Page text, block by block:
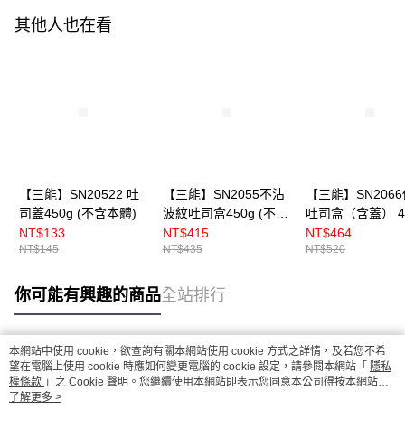
其他人也在看
【三能】SN20522 吐
司蓋450g (不含本體)
NT$133
NT$145
【三能】SN2055不沾
波紋吐司盒450g (不含
蓋)
NT$415
NT$435
【三能】
吐司盒（含蓋）
NT$464
NT$520
你可能有興趣的商品全站排行
熱門標籤
本網站中使用 cookie，欲查詢有關本網站使用 cookie 方式之詳情，及若您不希
望在電腦上使用 cookie 時應如何變更電腦的 cookie 設定，請參閱本網站「 隱私
權條款 」之 Cookie 聲明。您繼續使用本網站即表示您同意本公司得按本網站使
用條款之 Cookie 聲明使用 cookie。
了解更多 >